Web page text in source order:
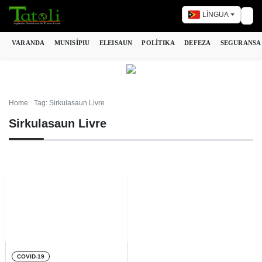
LÍNGUA
VARANDA MUNISÍPIU ELEISAUN POLÍTIKA DEFEZA SEGURANSA
Home Tag: Sirkulasaun Livre
Sirkulasaun Livre
COVID-19